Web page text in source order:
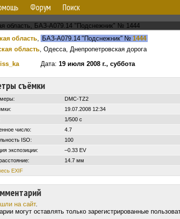
Форум Поиск
область, БАЗ-А079.14 "Подснежник" № 1444
область, Одесса, Днепропетровская дорога
Дата: 19 июля 2008 г., суббота
съёмки
DMC-TZ2
19.07.2008 12:34
1/500 с
число:
4.7
ISO:
100
экспозиции:
–0.33 EV
14.7 мм
EXIF
на сайт.
могут оставлять только зарегистрированные